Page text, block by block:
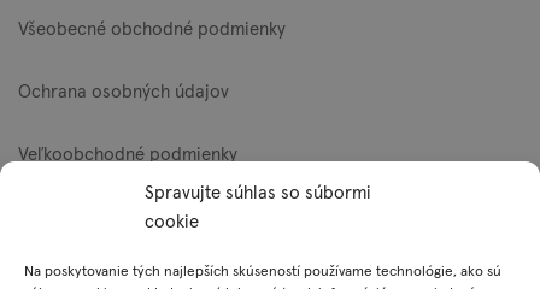
Spravujte súhlas so súbormi
cookie
Na poskytovanie tých najlepších skúseností používame technológie, ako sú
Všeobecné obchodné podmienky
Ochrana osobných údajov
Veľkoobchodné podmienky
Reklamačný poriadok
Zásady používania súborov cookie (EÚ)